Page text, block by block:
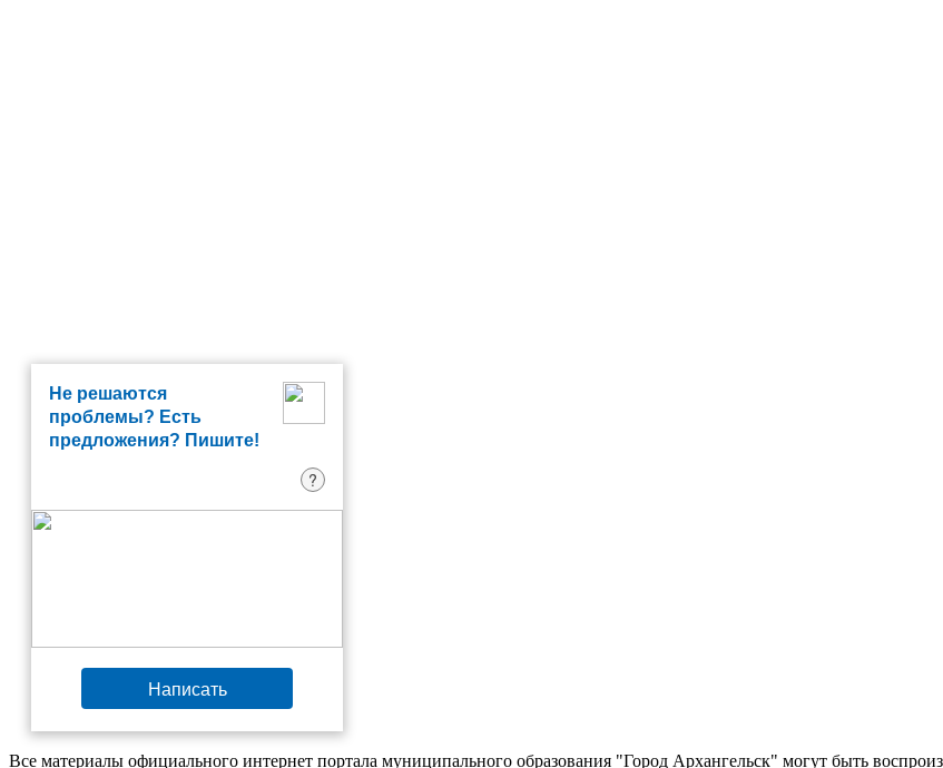
Не решаются
проблемы? Есть
предложения? Пишите!
?
Написать
Все материалы официального интернет портала муниципального образования "Город Архангельск" могут быть